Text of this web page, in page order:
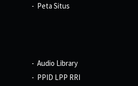
Peta Situs
Audio Library
PPID LPP RRI